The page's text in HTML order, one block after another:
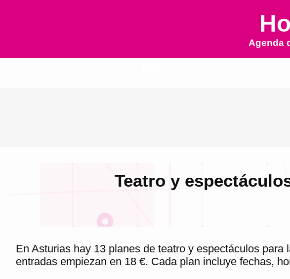
Agenda
Teatro y
En Asturias hay 13 planes de teatro y espectáculos
entradas empiezan en 18 €. Cada plan incluye fechas,